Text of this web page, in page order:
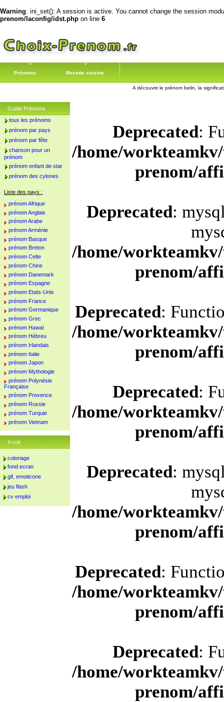
Warning: ini_set(): A session is active. You cannot change the session
prenom/laconfig/idst.php on line 6
Prénoms Recette cuisine
A découvrir le prénom belin, la
Deprecated:
/home/
prenom/
Deprecated:
/home/
prenom/
Deprecated:
/home/
prenom/
Deprecated:
/home/
prenom/
Deprecated:
/home/
prenom/
Deprecated:
/home/
prenom/
Deprecated:
/home/
prenom/
Guide Prénoms
tous les prénoms
prénom par pays
prénom par fête
chanson pour un
prénom
prénom enfant de star
prénom des cylones
Liste des pays :
prénom Afrique
prénom Anglais
prénom Arabe
prénom Arménie
prénom Basque
prénom Breton
prénom Celte
prénom Chine
prénom Danemark
prénom Espagne
prénom Etats-Unis
prénom France
prénom Germanique
prénom Grec
prénom Hawaï
prénom Hébreu
prénom Irlandais
prénom Italie
prénom Japon
prénom Mythologie
prénom Polynésie
Française
prénom Provence
prénom Russie
prénom Turquie
prénom Vietnam
A voir
coloriage
fond ecran
gif, emoticone
jeu flash
cv emploi